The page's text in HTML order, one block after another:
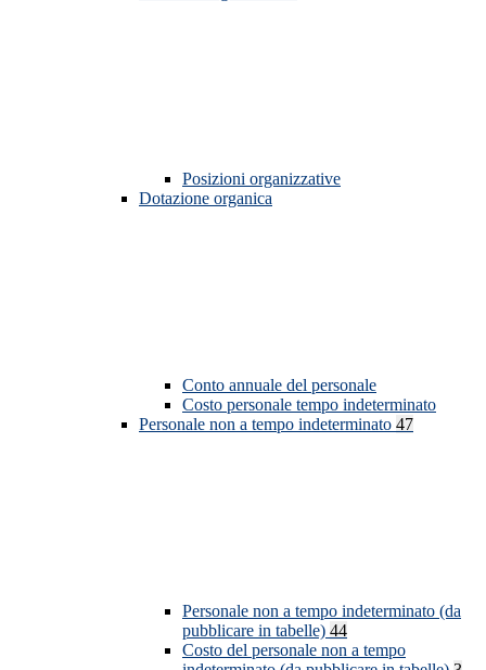
Posizioni organizzative
Dotazione organica
Conto annuale del personale
Costo personale tempo indeterminato
Personale non a tempo indeterminato 47
Personale non a tempo indeterminato (da
pubblicare in tabelle) 44
Costo del personale non a tempo